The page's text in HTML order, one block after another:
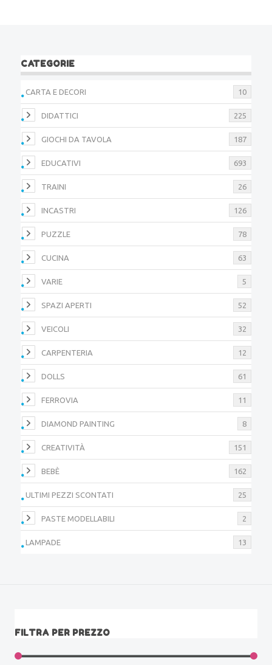
CATEGORIE
CARTA E DECORI 10
DIDATTICI 225
GIOCHI DA TAVOLA 187
EDUCATIVI 693
TRAINI 26
INCASTRI 126
PUZZLE 78
CUCINA 63
VARIE 5
SPAZI APERTI 52
VEICOLI 32
CARPENTERIA 12
DOLLS 61
FERROVIA 11
DIAMOND PAINTING 8
CREATIVITÀ 151
BEBÈ 162
ULTIMI PEZZI SCONTATI 25
PASTE MODELLABILI 2
LAMPADE 13
FILTRA PER PREZZO